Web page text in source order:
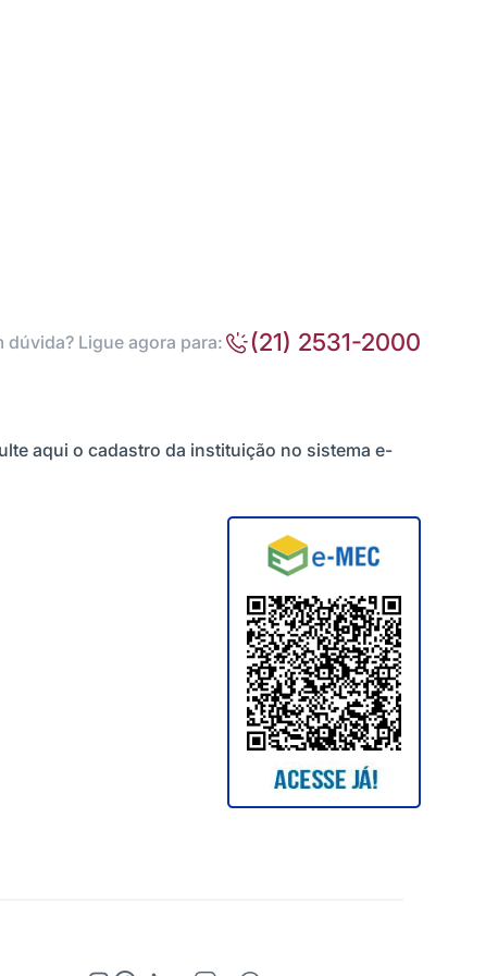
dúvida? Ligue agora para: (21) 2531-2000
aqui o cadastro da instituição no sistema e-